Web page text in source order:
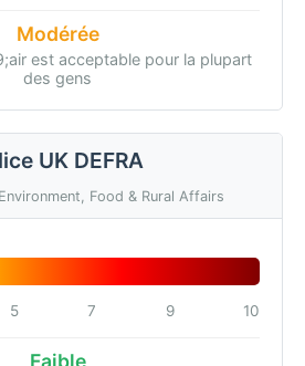
Modérée
est acceptable pour la plupart
des gens
UK DEFRA
Food & Rural Affairs
5 7 9 10
Faible